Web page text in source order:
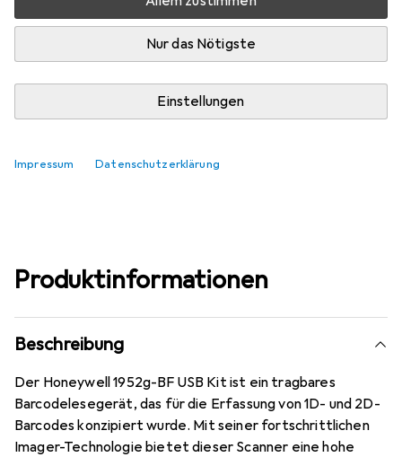
Nur das Nötigste
Einstellungen
Impressum Datenschutzerklärung
Nur 4 Stück an Lager beim Lieferanten
Lieferort angeben für genaue Lieferzeit
In den Warenkorb
Produktinformationen
Beschreibung
Der Honeywell 1952g-BF USB Kit ist ein tragbares
Barcodelesegerät, das für die Erfassung von 1D- und 2D-
Barcodes konzipiert wurde. Mit seiner fortschrittlichen
Imager-Technologie bietet dieser Scanner eine hohe